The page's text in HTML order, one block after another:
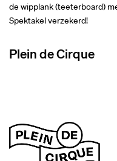
de wipplank (teeterboard)
Spektakel verzekerd!
Plein de Cirque